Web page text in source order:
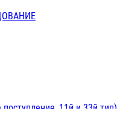
11й и 33й тип)